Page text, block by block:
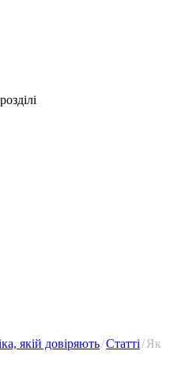
якій довіряють Статті Як